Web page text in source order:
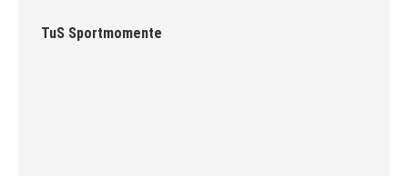
TuS Sportmomente